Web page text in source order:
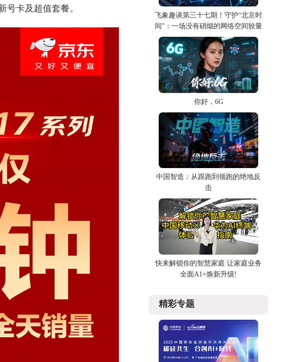
号卡及超值套餐。
飞象趣谈第三十七期！守护“北京时
间”：一场没有硝烟的网络空间较量
你好，6G
中国智造：从跟跑到领跑的绝地反
击
快来解锁你的智慧家庭 让家庭业务
全面A1+焕新升级!
精彩专题